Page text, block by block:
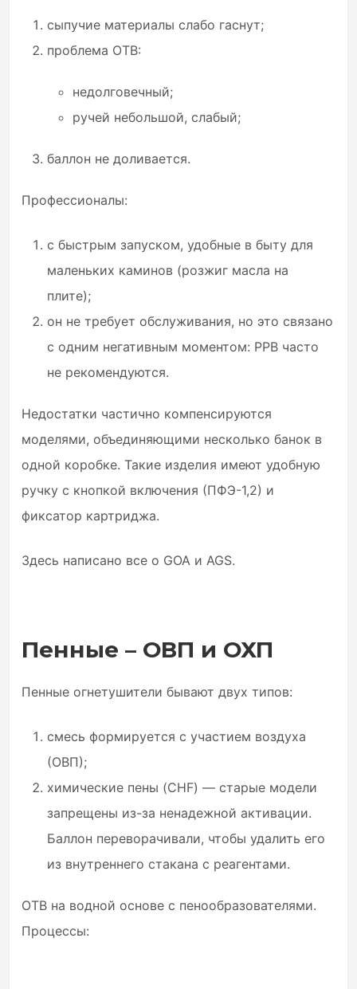
сыпучие материалы слабо гаснут;
проблема ОТВ:
недолговечный;
ручей небольшой, слабый;
баллон не доливается.
Профессионалы:
с быстрым запуском, удобные в быту для
маленьких каминов (розжиг масла на
плите);
он не требует обслуживания, но это связано
с одним негативным моментом: PPB часто
не рекомендуются.
Недостатки частично компенсируются
моделями, объединяющими несколько банок в
одной коробке. Такие изделия имеют удобную
ручку с кнопкой включения (ПФЭ-1,2) и
фиксатор картриджа.
Здесь написано все о GOA и AGS.
Пенные – ОВП и ОХП
Пенные огнетушители бывают двух типов:
смесь формируется с участием воздуха
(ОВП);
химические пены (CHF) — старые модели
запрещены из-за ненадежной активации.
Баллон переворачивали, чтобы удалить его
из внутреннего стакана с реагентами.
ОТВ на водной основе с пенообразователями.
Процессы: